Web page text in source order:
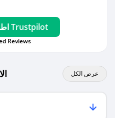
اطلع على آراء عملائنا على Trustpilot
Reviews
عرض الكل